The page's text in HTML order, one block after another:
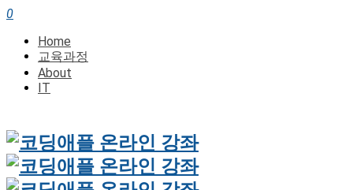
0
Home
교육과정
About
IT